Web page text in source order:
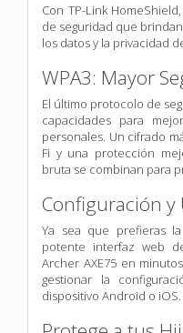
Con TP-Link
de seguridad que
los datos y la privacidad
WPA3: Mayor
El último protocolo de
capacidades para
personales. Un cifrado
Fi y una protección
bruta se combinan para
Configuración y
Ya sea que prefieras
potente interfaz web
Archer AXE75 en
gestionar la
dispositivo Android o iOS.